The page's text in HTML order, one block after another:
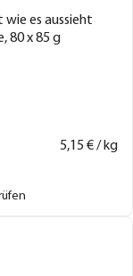
es aussieht
80 x 85 g
5,15€ / kg